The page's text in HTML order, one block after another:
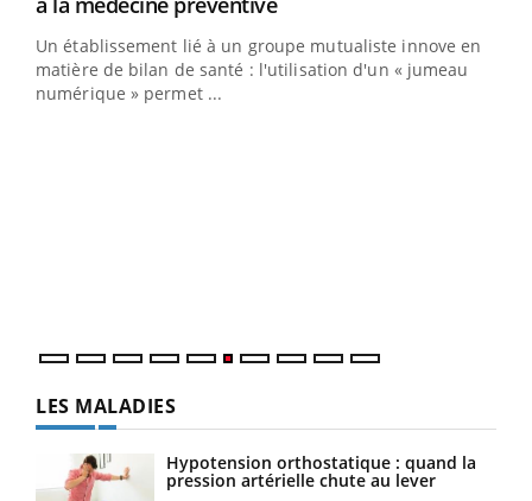
Un établissement lié à un groupe mutualiste innove en
matière de bilan de santé : l'utilisation d'un « jumeau
numérique » permet ...
LES MALADIES
Hypotension orthostatique : quand la
pression artérielle chute au lever